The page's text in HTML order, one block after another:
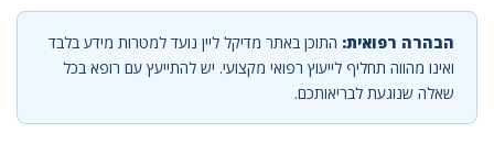
הבהרה רפואית: התוכן באתר מדיקל ליין נועד למטרות מידע בלבד
ואינו מהווה תחליף לייעוץ רפואי מקצועי. יש להתייעץ עם רופא בכל
שאלה שנוגעת לבריאותכם.